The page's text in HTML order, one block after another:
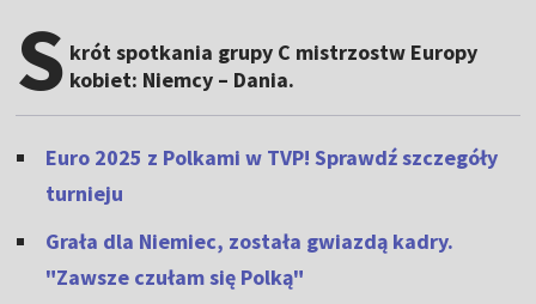
S krót spotkania grupy C mistrzostw Europy
kobiet: Niemcy – Dania.
Euro 2025 z Polkami w TVP! Sprawdź szczegóły
turnieju
Grała dla Niemiec, została gwiazdą kadry.
"Zawsze czułam się Polką"